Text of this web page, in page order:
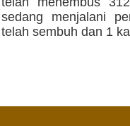
sedang menjalani
telah sembuh dan 1